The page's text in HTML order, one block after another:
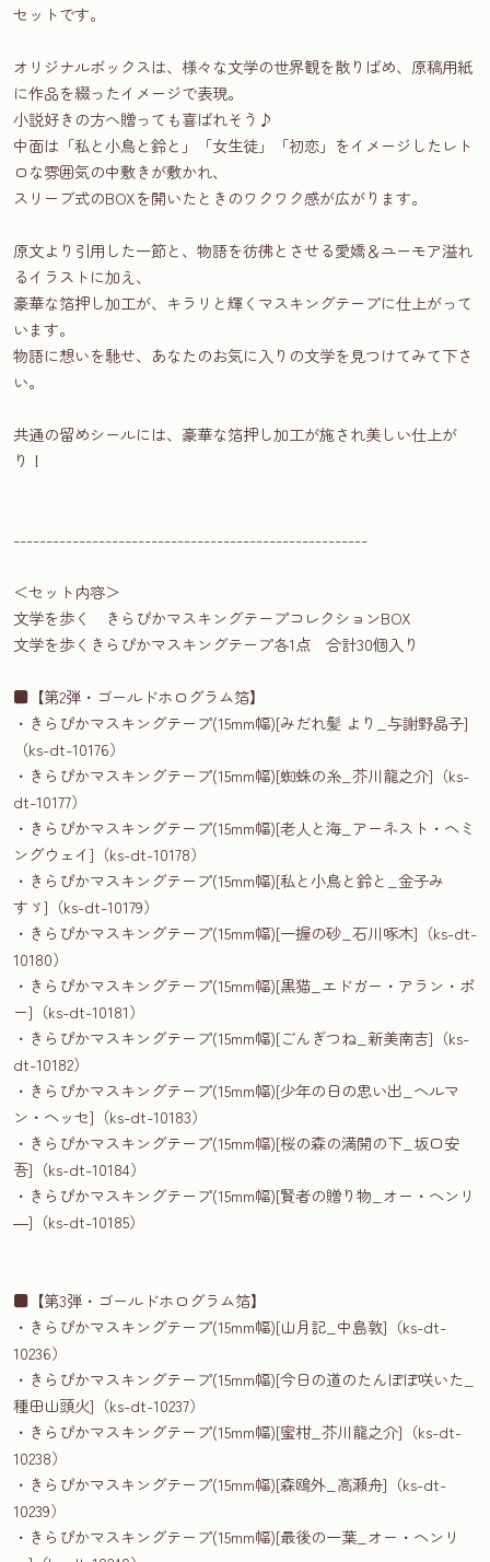
セットです。
オリジナルボックスは、様々な文学の世界観を散りばめ、原稿用紙
に作品を綴ったイメージで表現。
小説好きの方へ贈っても喜ばれそう♪
中面は「私と小鳥と鈴と」「女生徒」「初恋」をイメージしたレト
ロな雰囲気の中敷きが敷かれ、
スリーブ式のBOXを開いたときのワクワク感が広がります。
原文より引用した一節と、物語を彷彿とさせる愛嬌＆ユーモア溢れ
るイラストに加え、
豪華な箔押し加工が、キラリと輝くマスキングテープに仕上がって
います。
物語に想いを馳せ、あなたのお気に入りの文学を見つけてみて下さ
い。
共通の留めシールには、豪華な箔押し加工が施され美しい仕上が
り！
------------------------------------------------------
＜セット内容＞
文学を歩く きらぴかマスキングテープコレクションBOX
文学を歩くきらぴかマスキングテープ各1点 合計30個入り
■【第2弾・ゴールドホログラム箔】
・きらぴかマスキングテープ(15mm幅)[みだれ髪 より_与謝野晶子]
（ks-dt-10176）
・きらぴかマスキングテープ(15mm幅)[蜘蛛の糸_芥川龍之介]（ks-
dt-10177）
・きらぴかマスキングテープ(15mm幅)[老人と海_アーネスト・ヘミ
ングウェイ]（ks-dt-10178）
・きらぴかマスキングテープ(15mm幅)[私と小鳥と鈴と_金子み
すゞ]（ks-dt-10179）
・きらぴかマスキングテープ(15mm幅)[一握の砂_石川啄木]（ks-dt-
10180）
・きらぴかマスキングテープ(15mm幅)[黒猫_エドガー・アラン・ポ
ー]（ks-dt-10181）
・きらぴかマスキングテープ(15mm幅)[ごんぎつね_新美南吉]（ks-
dt-10182）
・きらぴかマスキングテープ(15mm幅)[少年の日の思い出_ヘルマ
ン・ヘッセ]（ks-dt-10183）
・きらぴかマスキングテープ(15mm幅)[桜の森の満開の下_坂口安
吾]（ks-dt-10184）
・きらぴかマスキングテープ(15mm幅)[賢者の贈り物_オー・ヘンリ
―]（ks-dt-10185）
■【第3弾・ゴールドホログラム箔】
・きらぴかマスキングテープ(15mm幅)[山月記_中島敦]（ks-dt-
10236）
・きらぴかマスキングテープ(15mm幅)[今日の道のたんぽぽ咲いた_
種田山頭火]（ks-dt-10237）
・きらぴかマスキングテープ(15mm幅)[蜜柑_芥川龍之介]（ks-dt-
10238）
・きらぴかマスキングテープ(15mm幅)[森鴎外_高瀬舟]（ks-dt-
10239）
・きらぴかマスキングテープ(15mm幅)[最後の一葉_オー・ヘンリ